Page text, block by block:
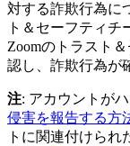
対する詐欺行為に
ト＆セーフティチ
Zoomのトラスト
認し、詐欺行為が
注: アカウントが
侵害を報告する方
トに関連付けら